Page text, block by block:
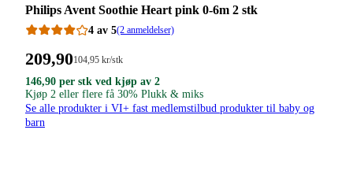
Philips Avent Soothie Heart pink 0-6m 2 stk
4 av 5(2 anmeldelser)
Pris:
209,90
kroner.
209,90Stykkpris:
kroner.
104 ,95 kr/stk
146,90
kroner
per
stk
ved
146,90
kroner.
146,90 per stk ved kjøp av 2
Kjøp 2 eller flere få 30% Plukk & miks
Se alle produkter i VI+ fast medlemstilbud produkter til baby og
barn